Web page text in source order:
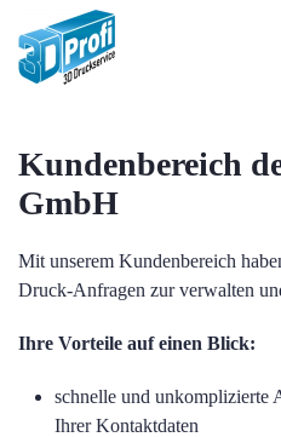
Zum Hauptinhalt springen
Kundenbereich
GmbH
Mit unserem Kundenbereich
Druck-Anfragen zur verwalten
Ihre Vorteile auf einen Blick:
schnelle und unkomplizierte
Ihrer Kontaktdaten